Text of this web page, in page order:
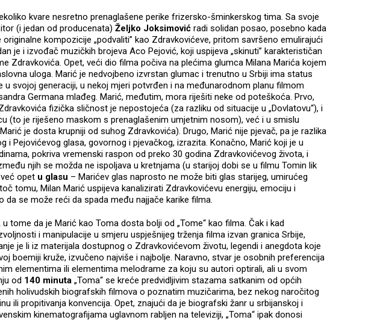
kvare nesretno prenaglašene perike frizersko-šminkerskog tima. Sa svoje
(i jedan od producenata) Željko Joksimović radi solidan posao, posebno kada
originalne kompozicije „podvaliti” kao Zdravkovićeve, pritom savršeno emulirajući
je i izvođač muzičkih brojeva Aco Pejović, koji uspijeva „skinuti” karakterističan
Zdravkovića. Opet, veći dio filma počiva na plećima glumca Milana Marića kojem
uloga. Marić je nedvojbeno izvrstan glumac i trenutno u Srbiji ima status
u svojoj generaciji, u nekoj mjeri potvrđen i na međunarodnom planu filmom
Germana mlađeg. Marić, međutim, mora riješiti neke od poteškoća. Prvo,
fizička sličnost je nepostojeća (za razliku od situacije u „Dovlatovu“), i
(to je riješeno maskom s prenaglašenim umjetnim nosom), već i u smislu
je dosta krupniji od suhog Zdravkovića). Drugo, Marić nije pjevač, pa je razlika
i Pejovićevog glasa, govornog i pjevačkog, izrazita. Konačno, Marić koji je u
pokriva vremenski raspon od preko 30 godina Zdravkovićevog života, i
njih se možda ne ispoljava u kretnjama (u starijoj dobi se u filmu Tomin lik
opet u glasu – Marićev glas naprosto ne može biti glas starijeg, umirućeg
tomu, Milan Marić uspijeva kanalizirati Zdravkovićevu energiju, emociju i
da se može reći da spada među najjače karike filma.
u tome da je Marić kao Toma dosta bolji od „Tome“ kao filma. Čak i kad
i manipulacije u smjeru uspješnijeg trženja filma izvan granica Srbije,
je li iz materijala dostupnog o Zdravkovićevom životu, legendi i anegdota koje
boemiji kruže, izvučeno najviše i najbolje. Naravno, stvar je osobnih preferencija
elementima ili elementima melodrame za koju su autori optirali, ali u svom
od 140 minuta „Toma“ se kreće predvidljivim stazama satkanim od općih
holivudskih biografskih filmova o poznatim muzičarima, bez nekog naročitog
ili propitivanja konvencija. Opet, znajući da je biografski žanr u srbijanskoj i
kinematografijama uglavnom rabljen na televiziji, „Toma“ ipak donosi